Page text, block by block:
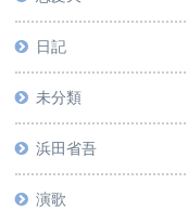
日記
未分類
浜田省吾
演歌